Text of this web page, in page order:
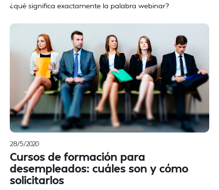
¿qué significa exactamente la palabra webinar?
28/5/2020
Cursos de formación para
desempleados: cuáles son y cómo
solicitarlos